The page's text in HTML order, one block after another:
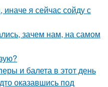
иначе я сейчас сойду с
зачем нам, на самом
и балета в этот день
оказавшись под